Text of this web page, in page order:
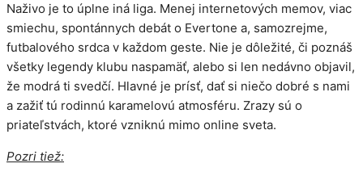
Naživo je to úplne iná liga. Menej internetových memov, viac
smiechu, spontánnych debát o Evertone a, samozrejme,
futbalového srdca v každom geste. Nie je dôležité, či poznáš
všetky legendy klubu naspamäť, alebo si len nedávno objavil,
že modrá ti svedčí. Hlavné je prísť, dať si niečo dobré s nami
a zažiť tú rodinnú karamelovú atmosféru. Zrazy sú o
priateľstvách, ktoré vzniknú mimo online sveta.
Pozri tiež: